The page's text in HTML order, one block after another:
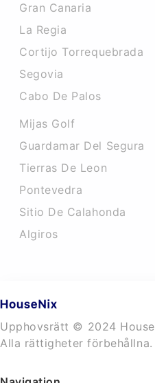
Gran Canaria
La Regia
Cortijo Torrequebrada
Segovia
Cabo De Palos
Mijas Golf
Guardamar Del Segura
Tierras De Leon
Pontevedra
Sitio De Calahonda
Algiros
Upphovsrätt © 2024
Alla rättigheter förbehållna.